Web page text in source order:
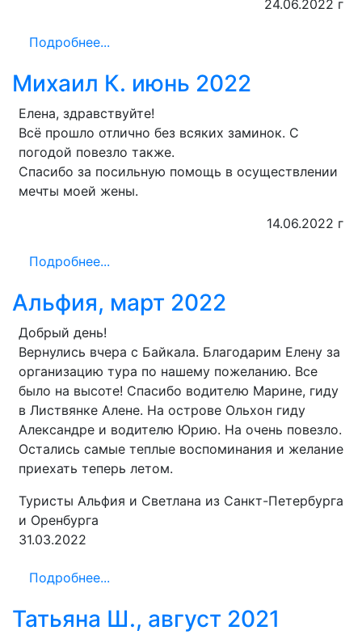
24.06.2022 г
Подробнее...
Михаил К. июнь 2022
Елена, здравствуйте!
Всё прошло отлично без всяких заминок. С
погодой повезло также.
Спасибо за посильную помощь в осуществлении
мечты моей жены.
14.06.2022 г
Подробнее...
Альфия, март 2022
Добрый день!
Вернулись вчера с Байкала. Благодарим Елену за
организацию тура по нашему пожеланию. Все
было на высоте! Спасибо водителю Марине, гиду
в Листвянке Алене. На острове Ольхон гиду
Александре и водителю Юрию. На очень повезло.
Остались самые теплые воспоминания и желание
приехать теперь летом.
Туристы Альфия и Светлана из Санкт-Петербурга
и Оренбурга
31.03.2022
Подробнее...
Татьяна Ш., август 2021